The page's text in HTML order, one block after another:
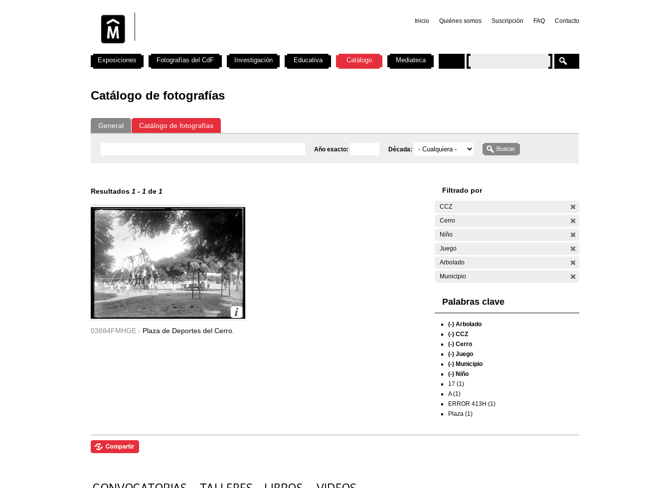
Inicio Quiénes somos Suscripción FAQ Contacto
Catálogo de fotografías
General Catálogo de fotografías
Año exacto: Década:
Resultados 1 - 1 de 1
03884FMHGE - Plaza de Deportes del Cerro.
Filtrado por
CCZ
Cerro
Niño
Juego
Arbolado
Municipio
Palabras clave
(-) Arbolado
(-) CCZ
(-) Cerro
(-) Juego
(-) Municipio
(-) Niño
17 (1)
A (1)
ERROR 413H (1)
Plaza (1)
Exposiciones Fotografías del CdF Investigación Educativa Catálogo Mediateca